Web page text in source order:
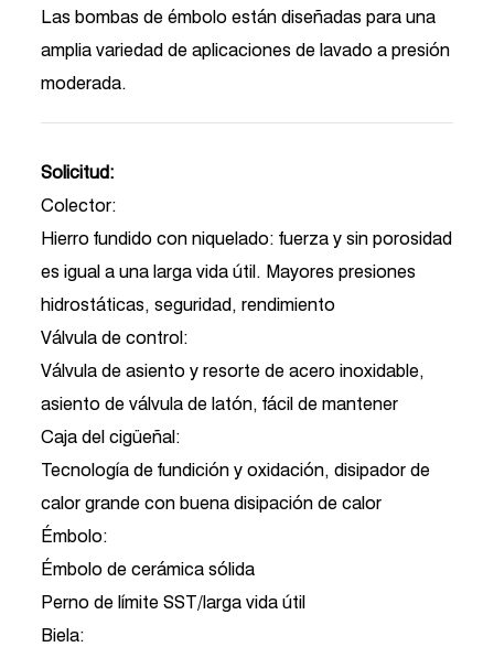
Las bombas de émbolo están diseñadas para una
amplia variedad de aplicaciones de lavado a presión
moderada.
Solicitud:
Colector:
Hierro fundido con niquelado: fuerza y ​​sin porosidad
es igual a una larga vida útil. Mayores presiones
hidrostáticas, seguridad, rendimiento
Válvula de control:
Válvula de asiento y resorte de acero inoxidable,
asiento de válvula de latón, fácil de mantener
Caja del cigüeñal:
Tecnología de fundición y oxidación, disipador de
calor grande con buena disipación de calor
Émbolo:
Émbolo de cerámica sólida
Perno de límite SST/larga vida útil
Biela: